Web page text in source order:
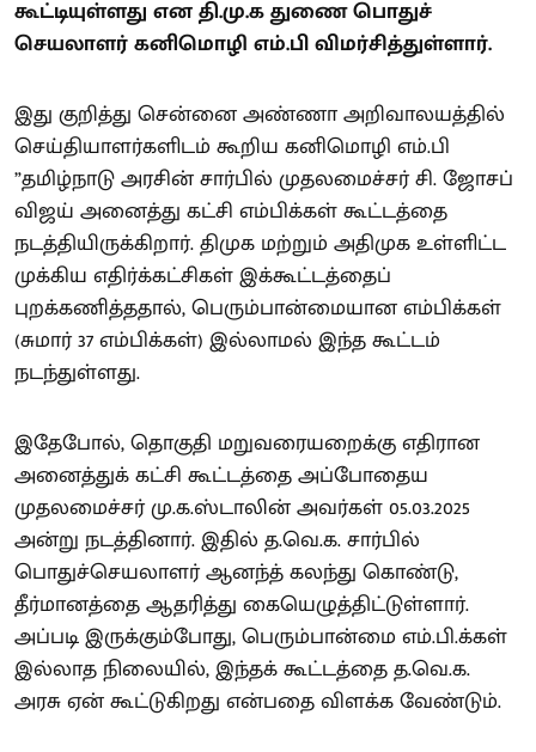
கூட்டியுள்ளது என தி.மு.க துணை பொதுச்
செயலாளர் கனிமொழி எம்.பி விமர்சித்துள்ளார்.
இது குறித்து சென்னை அண்ணா அறிவாலயத்தில்
செய்தியாளர்களிடம் கூறிய கனிமொழி எம்.பி
”தமிழ்நாடு அரசின் சார்பில் முதலமைச்சர் சி. ஜோசப்
விஜய் அனைத்து கட்சி எம்பிக்கள் கூட்டத்தை
நடத்தியிருக்கிறார். திமுக மற்றும் அதிமுக உள்ளிட்ட
முக்கிய எதிர்க்கட்சிகள் இக்கூட்டத்தைப்
புறக்கணித்ததால், பெரும்பான்மையான எம்பிக்கள்
(சுமார் 37 எம்பிக்கள்) இல்லாமல் இந்த கூட்டம்
நடந்துள்ளது.
இதேபோல், தொகுதி மறுவரையறைக்கு எதிரான
அனைத்துக் கட்சி கூட்டத்தை அப்போதைய
முதலமைச்சர் மு.க.ஸ்டாலின் அவர்கள் 05.03.2025
அன்று நடத்தினார். இதில் த.வெ.க. சார்பில்
பொதுச்செயலாளர் ஆனந்த் கலந்து கொண்டு,
தீர்மானத்தை ஆதரித்து கையெழுத்திட்டுள்ளார்.
அப்படி இருக்கும்போது, பெரும்பான்மை எம்.பி.க்கள்
இல்லாத நிலையில், இந்தக் கூட்டத்தை த.வெ.க.
அரசு ஏன் கூட்டுகிறது என்பதை விளக்க வேண்டும்.